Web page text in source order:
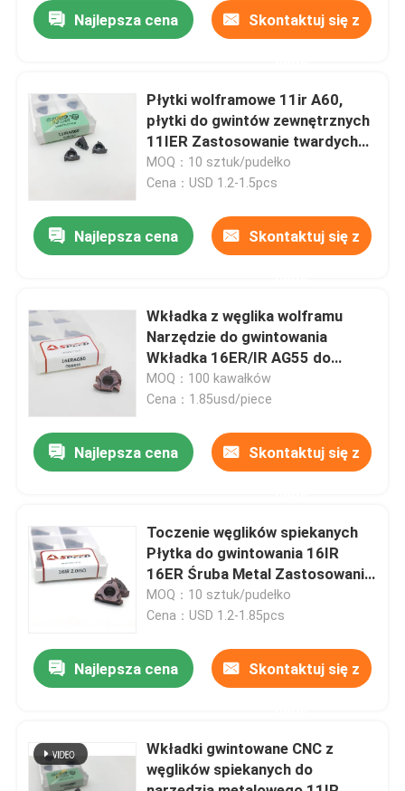
Produkty
Filmy
O nas
Kontrola jakości
Skontaktuj się z nami
Aktualności
Płytka frezarska z węglików spiekanych
Najlepsza cena Skontaktuj się z
Płytki wolframowe 11ir A60,
płytki do gwintów zewnętrznych
11IER Zastosowanie twardych
materiałów
MOQ：10 sztuk/pudełko
Cena：USD 1.2-1.5pcs
Najlepsza cena Skontaktuj się z
Wkładka z węglika wolframu
Narzędzie do gwintowania
Wkładka 16ER/IR AG55 do
tokarki
MOQ：100 kawałków
Cena：1.85usd/piece
Najlepsza cena Skontaktuj się z
Toczenie węglików spiekanych
Płytka do gwintowania 16IR
16ER Śruba Metal Zastosowanie
maszynowe
MOQ：10 sztuk/pudełko
Cena：USD 1.2-1.85pcs
Najlepsza cena Skontaktuj się z
Wkładki gwintowane CNC z
węglików spiekanych do